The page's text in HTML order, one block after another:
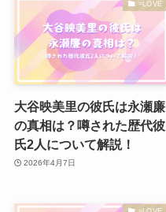
=LOVE
大谷映美里の彼氏は永瀬廉
の真相は？噂された歴代彼
氏2人について解説！
2026年4月7日